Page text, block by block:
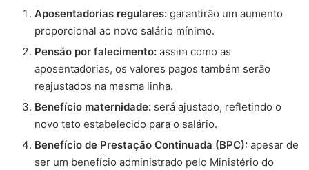
Aposentadorias regulares: garantirão um aumento
proporcional ao novo salário mínimo.
Pensão por falecimento: assim como as
aposentadorias, os valores pagos também serão
reajustados na mesma linha.
Benefício maternidade: será ajustado, refletindo o
novo teto estabelecido para o salário.
Benefício de Prestação Continuada (BPC): apesar de
ser um benefício administrado pelo Ministério do